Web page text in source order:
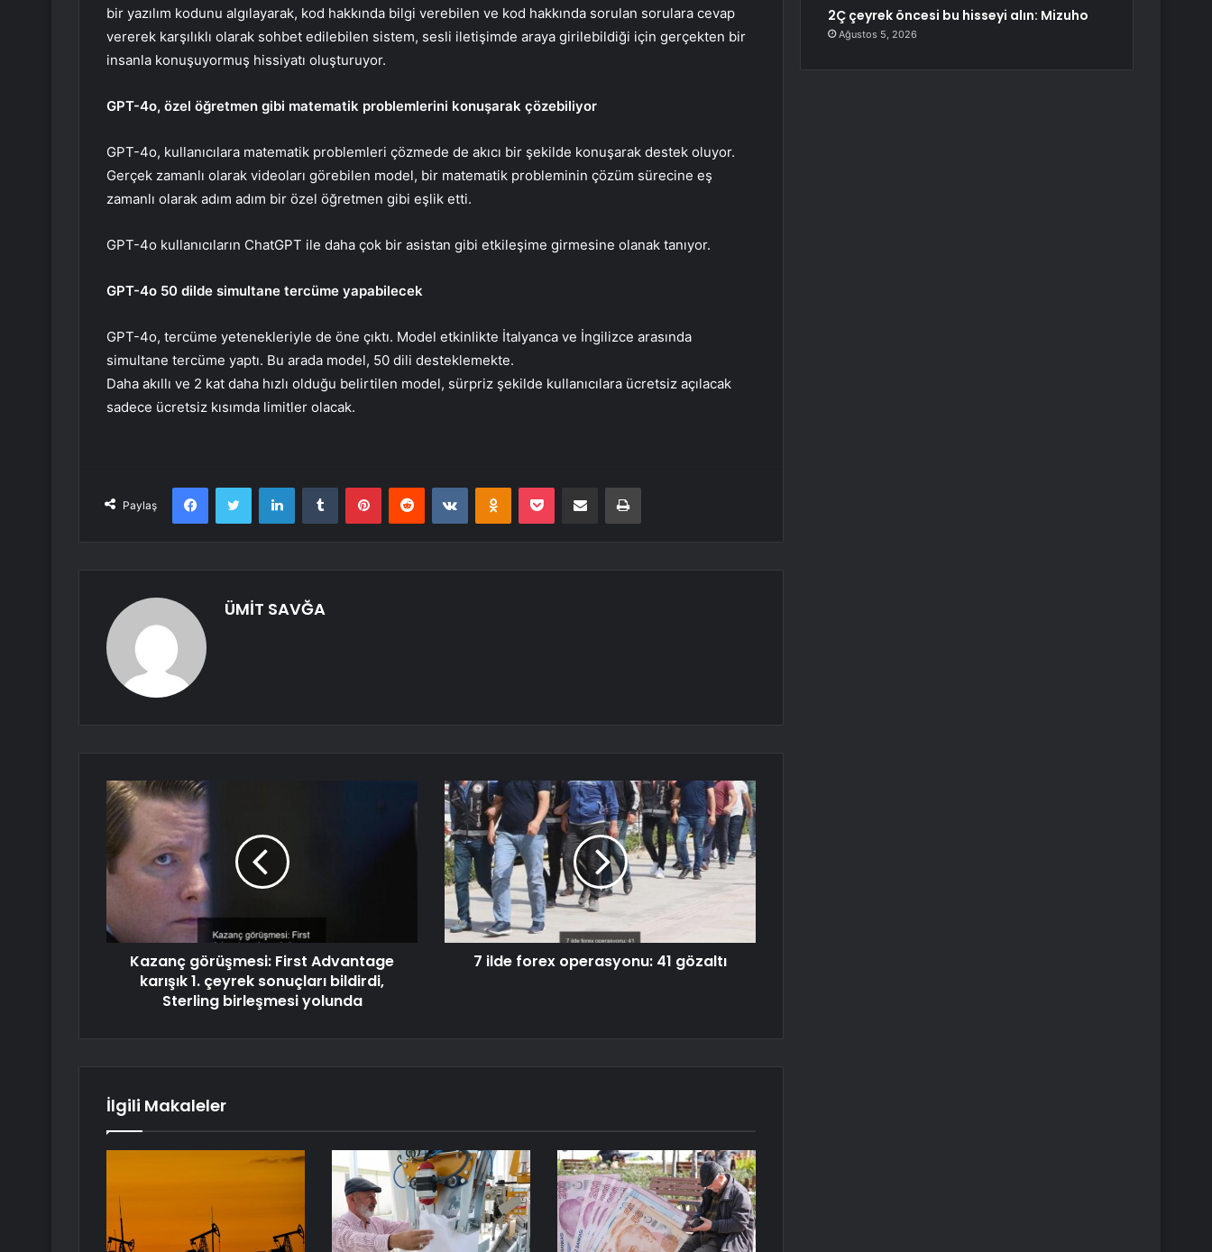
bir yazılım kodunu algılayarak, kod hakkında bilgi verebilen ve kod hakkında sorulan sorulara cevap
vererek karşılıklı olarak sohbet edilebilen sistem, sesli iletişimde araya girilebildiği için gerçekten bir
insanla konuşuyormuş hissiyatı oluşturuyor.
GPT-4o, özel öğretmen gibi matematik problemlerini konuşarak çözebiliyor
GPT-4o, kullanıcılara matematik problemleri çözmede de akıcı bir şekilde konuşarak destek oluyor.
Gerçek zamanlı olarak videoları görebilen model, bir matematik probleminin çözüm sürecine eş
zamanlı olarak adım adım bir özel öğretmen gibi eşlik etti.
GPT-4o kullanıcıların ChatGPT ile daha çok bir asistan gibi etkileşime girmesine olanak tanıyor.
GPT-4o 50 dilde simultane tercüme yapabilecek
GPT-4o, tercüme yetenekleriyle de öne çıktı. Model etkinlikte İtalyanca ve İngilizce arasında
simultane tercüme yaptı. Bu arada model, 50 dili desteklemekte.
Daha akıllı ve 2 kat daha hızlı olduğu belirtilen model, sürpriz şekilde kullanıcılara ücretsiz açılacak
sadece ücretsiz kısımda limitler olacak.
Paylaş
FacebookTwitter LinkedInTumblr PinterestReddit VKontakteOdnoklassniki
Pocket E-Posta ile paylaş Yazdır
ÜMİT SAVĞA
Kazanç görüşmesi: First Advantage
karışık 1. çeyrek sonuçları bildirdi,
Sterling birleşmesi yolunda
7 ilde forex operasyonu: 41 gözaltı
İlgili Makaleler
2Ç çeyrek öncesi bu hisseyi alın: Mizuho
Ağustos 5, 2026